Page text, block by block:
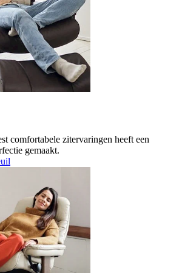
comfortabele zitervaringen heeft een
gemaakt.